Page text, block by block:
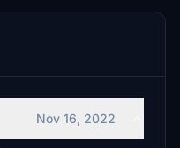
Nov 16, 2022